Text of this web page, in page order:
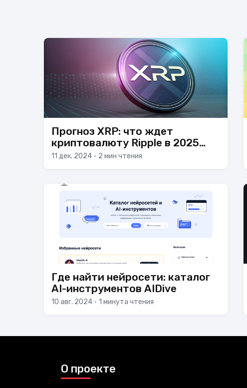
Прогноз XRP: что ждет
криптовалюту Ripple в 2025
году
11 дек. 2024 • 2 мин чтения
Где найти нейросети: каталог
AI-инструментов AIDive
10 авг. 2024 • 1 минута чтения
О проекте